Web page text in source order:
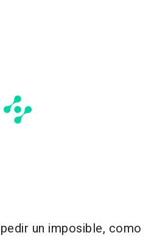
un imposible, como